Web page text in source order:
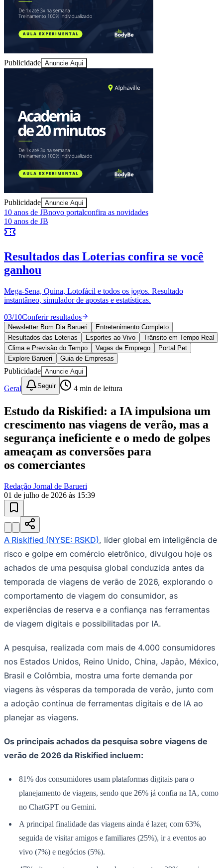
Ceará
Goiás
Publicidade Anuncie Aqui
Publicidade Anuncie Aqui
10 anos de JBnovo portalconfira as novidades
10 anos de JB
Resultados das Loterias confira se você
ganhou
Mega-Sena, Quina, Lotofácil e todos os jogos. Resultado
instantâneo, simulador de apostas e estatísticas.
03/10Conferir resultados
Newsletter Bom Dia Barueri
Entretenimento Completo
Resultados das Loterias
Esportes ao Vivo
Trânsito em Tempo Real
Clima e Previsão do Tempo
Vagas de Emprego
Portal Pet
Explore Barueri
Guia de Empresas
Publicidade Anuncie Aqui
Geral Seguir 4 min de leitura
Estudo da Riskified: a IA impulsiona um
crescimento nas viagens de verão, mas a
segurança ineficiente e o medo de golpes
ameaçam as conversões para
os comerciantes
Redação Jornal de Barueri
01 de julho de 2026 às 15:39
A Riskified (NYSE: RSKD), líder global em inteligência de
risco e golpe em comércio eletrônico, divulgou hoje os
achados de uma pesquisa global conduzida antes da
temporada de viagens de verão de 2026, explorando o
comportamento de viagem do consumidor, as
experiências de reserva e a confiança nas ferramentas
de viagem digitais e possibilitadas por IA.
A pesquisa, realizada com mais de 4.000 consumidores
nos Estados Unidos, Reino Unido, China, Japão, México,
Brasil e Colômbia, mostra uma forte demanda por
viagens às vésperas da temporada de verão, junto com
a adoção contínua de ferramentas digitais e de IA ao
planejar as viagens.
Os principais achados da pesquisa sobre viagens de
verão de 2026 da Riskified incluem:
81% dos consumidores usam plataformas digitais para o
planejamento de viagens, sendo que 26% já confia na IA, como
no ChatGPT ou Gemini.
A principal finalidade das viagens ainda é lazer, com 63%,
seguida de visitar amigos e familiares (25%), ir a eventos ao
vivo (7%) e negócios (5%).